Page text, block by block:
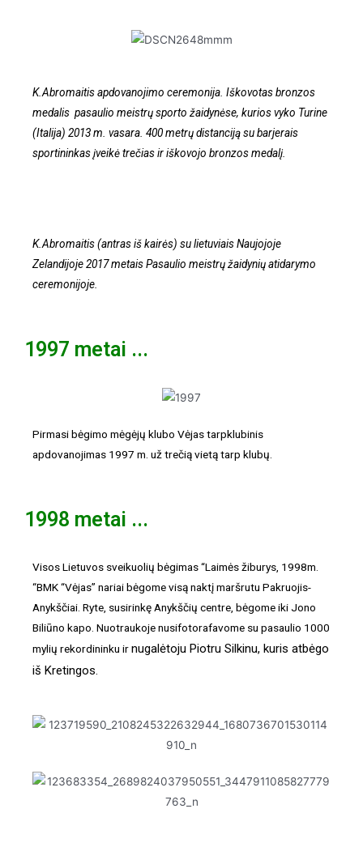
K.Abromaitis apdovanojimo ceremonija. Iškovotas bronzos
medalis pasaulio meistrų sporto žaidynėse, kurios vyko Turine
(Italija) 2013 m. vasara. 400 metrų distanciją su barjerais
sportininkas įveikė trečias ir iškovojo bronzos medalį.
K.Abromaitis (antras iš kairės) su lietuviais Naujojoje
Zelandijoje 2017 metais Pasaulio meistrų žaidynių atidarymo
ceremonijoje.
1997 metai ...
Pirmasi bėgimo mėgėjų klubo Vėjas tarpklubinis
apdovanojimas 1997 m. už trečią vietą tarp klubų.
1998 metai ...
Visos Lietuvos sveikuolių bėgimas “Laimės žiburys, 1998m.
“BMK “Vėjas” nariai bėgome visą naktį maršrutu Pakruojis-
Anykščiai. Ryte, susirinkę Anykščių centre, bėgome iki Jono
Biliūno kapo. Nuotraukoje nusifotorafavome su pasaulio 1000
mylių rekordininku irnugalėtoju Piotru Silkinu, kuris atbėgo
iš Kretingos.